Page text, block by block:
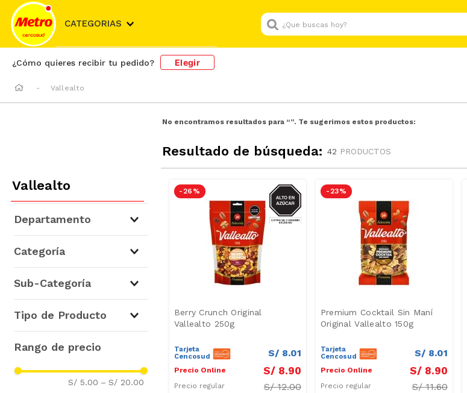
CATEGORIAS
¿Que buscas hoy?
¿Cómo quieres recibir tu pedido? Elegir
Vallealto
No encontramos resultados para “”. Te sugerimos estos productos:
Resultado de búsqueda: 42 PRODUCTOS
Vallealto
Departamento
Categoría
(42 )
Sub-Categoría
Deshidratados (41)
Tipo de Producto
Snack
Snacks de Pecanas (2)
Frutos Secos (2)
S/ 5.00 – S/ 20.00
-26 % AZUCAR
Berry Crunch Original
Vallealto 250g
Tarjeta
Cencosud
S/ 8.01
Precio Online S/ 8.90
Precio regular S/12.00
-23 %
Premium Cocktail Sin Maní
Original Vallealto 150g
Tarjeta
Cencosud
S/ 8.01
Precio Online S/ 8.90
Precio regular S/11.60